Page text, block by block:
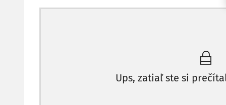
Okresný súd rozsudkom uložil žalobkyni povinnosť
a vypratať ho do 15 dní odo dňa zabezpečenia
Vychádzal zo zistenia, že bližšie označenými
žalobkyne na zrušenie práva spoločného nájmu
izieb, kuchyne a príslušenstva, nachádzajúceho sa
Ups, zatiaľ ste si